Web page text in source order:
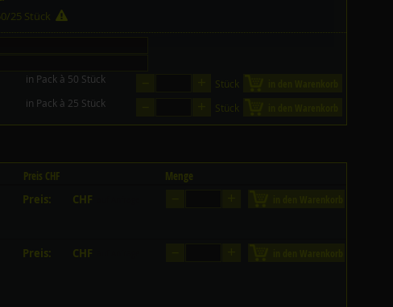
25 Stück
in Pack à 50 Stück Stück
in Pack à 25 Stück Stück
Preis CHF Menge
Preis: CHF
Preis: CHF